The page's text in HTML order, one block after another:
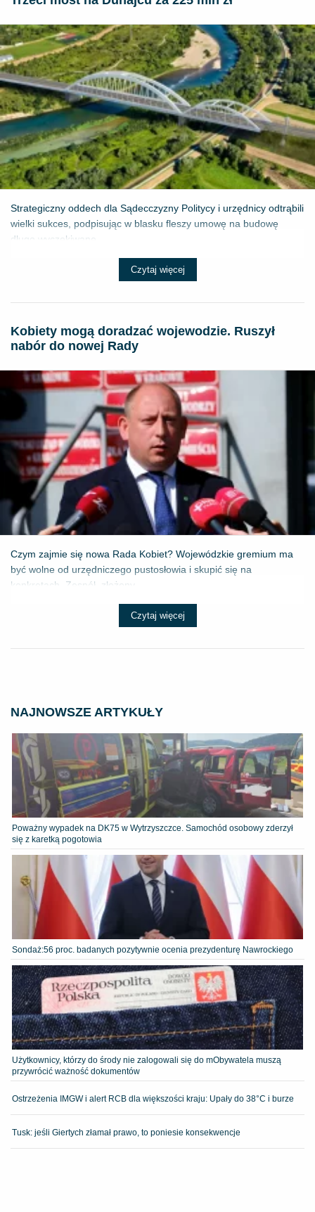
Strategiczny oddech dla Sądecczyzny Politycy i urzędnicy odtrąbili
wielki sukces, podpisując w blasku fleszy umowę na budowę
długo wyczekiwane...
Czytaj więcej
Kobiety mogą doradzać wojewodzie. Ruszył
nabór do nowej Rady
Czym zajmie się nowa Rada Kobiet? Wojewódzkie gremium ma
być wolne od urzędniczego pustosłowia i skupić się na
konkretach. Zespół, złożony...
Czytaj więcej
NAJNOWSZE ARTYKUŁY
Poważny wypadek na DK75 w Wytrzyszczce. Samochód osobowy zderzył
się z karetką pogotowia
​Sondaż:56 proc. badanych pozytywnie ocenia prezydenturę Nawrockiego
Użytkownicy, którzy do środy nie zalogowali się do mObywatela muszą
przywrócić ważność dokumentów
Ostrzeżenia IMGW i alert RCB dla większości kraju: Upały do 38°C i burze
Tusk: jeśli Giertych złamał prawo, to poniesie konsekwencje